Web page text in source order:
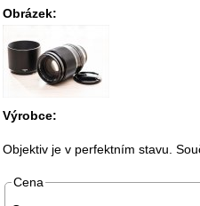
Obrázek:
Výrobce:
Objektiv je v perfektním stavu.
Cena